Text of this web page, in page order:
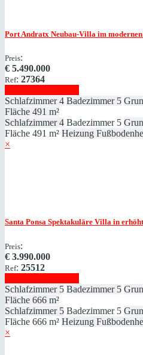
Port Andratx Neubau-Villa im
Preis:
€ 5.490.000
Ref: 27364
Schlafzimmer 4 Badezimmer 5
Fläche 491 m²
Schlafzimmer 4 Badezimmer 5
Fläche 491 m² Heizung
×
Santa Ponsa Spektakuläre Villa in
Preis:
€ 3.990.000
Ref: 25512
Schlafzimmer 5 Badezimmer 5
Fläche 666 m²
Schlafzimmer 5 Badezimmer 5
Fläche 666 m² Heizung
×